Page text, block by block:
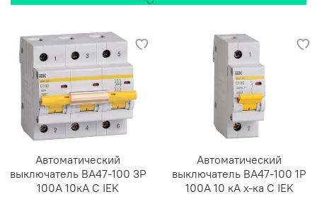
Автоматический
выключатель ВА47-100 3Р
100А 10кА С IEK
Автоматический
выключатель ВА47-100 1Р
100А 10 кА х-ка С IEK